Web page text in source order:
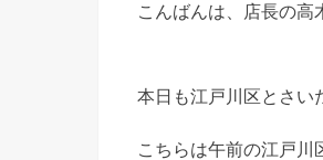
こんばんは、店長の高
本日も江戸川区とさい
こちらは午前の江戸川